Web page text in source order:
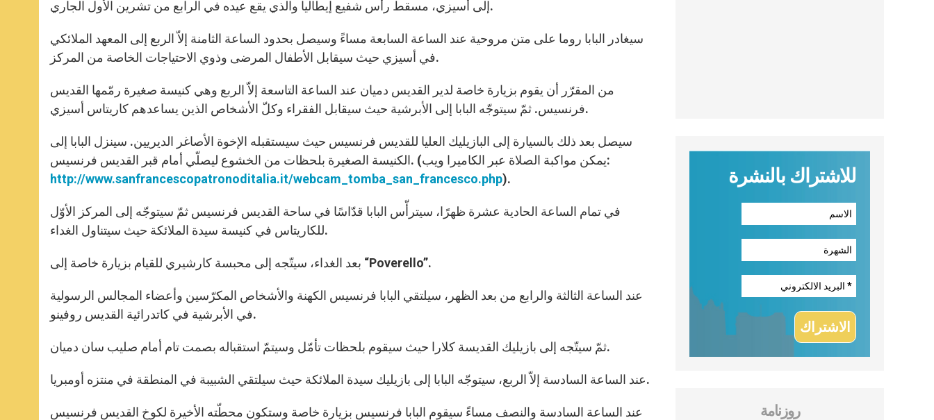
إلى أسيزي، مسقط رأس شفيع إيطاليا والذي يقع عيده في الرابع من تشرين الأول الجاري.
سيغادر البابا روما على متن مروحية عند الساعة السابعة مساءً وسيصل بحدود الساعة الثامنة إلاّ الربع إلى المعهد الملائكي
في أسيزي حيث سيقابل الأطفال المرضى وذوي الاحتياجات الخاصة من المركز.
من المقرّر أن يقوم بزيارة خاصة لدير القديس دميان عند الساعة التاسعة إلاّ الربع وهي كنيسة صغيرة رمّمها القديس
فرنسيس. ثمّ سيتوجّه البابا إلى الأبرشية حيث سيقابل الفقراء وكلّ الأشخاص الذين يساعدهم كاريتاس أسيزي.
سيصل بعد ذلك بالسيارة إلى البازيليك العليا للقديس فرنسيس حيث سيستقبله الإخوة الأصاغر الديريين. سينزل البابا إلى
الكنيسة الصغيرة بلحظات من الخشوع ليصلّي أمام قبر القديس فرنسيس. (يمكن مواكبة الصلاة عبر الكاميرا ويب:
http://www.sanfrancescopatronoditalia.it/webcam_tomba_san_francesco.php).
في تمام الساعة الحادية عشرة ظهرًا، سيترأّس البابا قدّاسًا في ساحة القديس فرنسيس ثمّ سيتوجّه إلى المركز الأوّل
للكاريتاس في كنيسة سيدة الملائكة حيث سيتناول الغداء.
بعد الغداء، سيتّجه إلى محبسة كارشيري للقيام بزيارة خاصة إلى “Poverello”.
عند الساعة الثالثة والرابع من بعد الظهر، سيلتقي البابا فرنسيس الكهنة والأشخاص المكرّسين وأعضاء المجالس الرسولية
في الأبرشية في كاتدرائية القديس روفينو.
ثمّ سيتّجه إلى بازيليك القديسة كلارا حيث سيقوم بلحظات تأمّل وسيتمّ استقباله بصمت تام أمام صليب سان دميان.
عند الساعة السادسة إلاّ الربع، سيتوجّه البابا إلى بازيليك سيدة الملائكة حيث سيلتقي الشبيبة في المنطقة في منتزه أومبريا.
عند الساعة السادسة والنصف مساءً سيقوم البابا فرنسيس بزيارة خاصة وستكون محطّته الأخيرة لكوخ القديس فرنسيس
للاشتراك بالنشرة
روزنامة